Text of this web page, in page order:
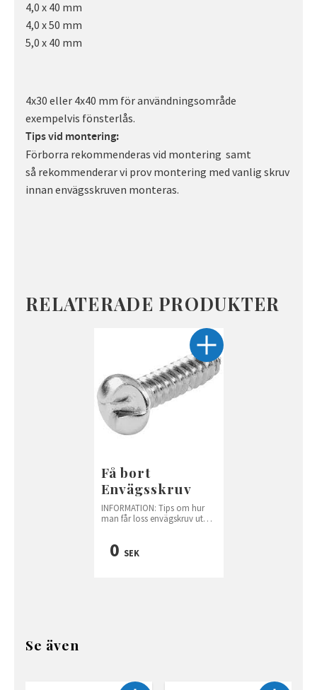
4,0 x 40 mm
4,0 x 50 mm
5,0 x 40 mm
4x30 eller 4x40 mm för användningsområde
exempelvis fönsterlås.
Tips vid montering:
Förborra rekommenderas vid montering samt
så rekommenderar vi prov montering med vanlig skruv
innan envägsskruven monteras.
RELATERADE PRODUKTER
Få bort
Envägsskruv
INFORMATION: Tips om hur
man får loss envägskruv utan
0 SEK
Se även